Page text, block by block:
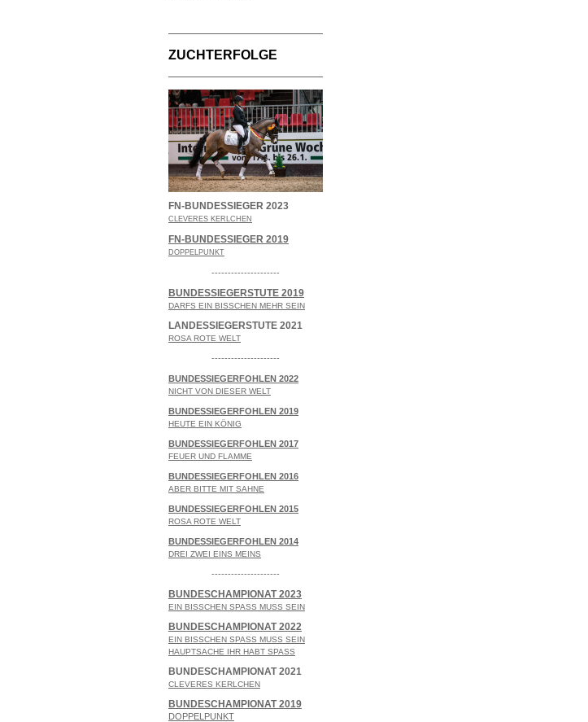
ZUCHTERFOLGE
FN-BUNDESSIEGER 2023
CLEVERES KERLCHEN
FN-BUNDESSIEGER 2019
DOPPELPUNKT
---------------------
BUNDESSIEGERSTUTE 2019
DARFS EIN BISSCHEN MEHR SEIN
LANDESSIEGERSTUTE 2021
ROSA ROTE WELT
---------------------
BUNDESSIEGERFOHLEN 2022
NICHT VON DIESER WELT
BUNDESSIEGERFOHLEN 2019
HEUTE EIN KÖNIG
BUNDESSIEGERFOHLEN 2017
FEUER UND FLAMME
BUNDESSIEGERFOHLEN 2016
ABER BITTE MIT SAHNE
BUNDESSIEGERFOHLEN 2015
ROSA ROTE WELT
BUNDESSIEGERFOHLEN 2014
DREI ZWEI EINS MEINS
---------------------
BUNDESCHAMPIONAT 2023
EIN BISSCHEN SPASS MUSS SEIN
BUNDESCHAMPIONAT 2022
EIN BISSCHEN SPASS MUSS SEIN
HAUPTSACHE IHR HABT SPASS
BUNDESCHAMPIONAT 2021
CLEVERES KERLCHEN
BUNDESCHAMPIONAT 2019
DOPPELPUNKT